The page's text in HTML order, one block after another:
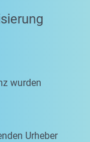
wurden
Urheber